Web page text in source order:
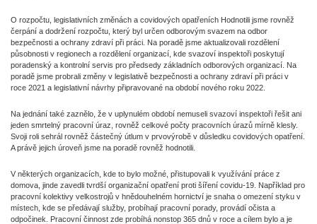
O rozpočtu, legislativních změnách a covidových opatřeních Hodnotili jsme rovněž
čerpání a dodržení rozpočtu, který byl určen odborovým svazem na odbor
bezpečnosti a ochrany zdraví při práci. Na poradě jsme aktualizovali rozdělení
působnosti v regionech a rozdělení organizací, kde svazoví inspektoři poskytují
poradenský a kontrolní servis pro předsedy základních odborových organizací. Na
poradě jsme probrali změny v legislativě bezpečnosti a ochrany zdraví při práci v
roce 2021 a legislativní návrhy připravované na období nového roku 2022.
Na jednání také zaznělo, že v uplynulém období nemuseli svazoví inspektoři řešit ani
jeden smrtelný pracovní úraz, rovněž celkové počty pracovních úrazů mírně klesly.
Svoji roli sehrál rovněž částečný útlum v prvovýrobě v důsledku covidových opatření.
A právě jejich úroveň jsme na poradě rovněž hodnotili.
V některých organizacích, kde to bylo možné, přistupovali k využívání práce z
domova, jinde zavedli tvrdší organizační opatření proti šíření covidu-19. Například pro
pracovní kolektivy velkostrojů v hnědouhelném hornictví je snaha o omezení styku v
místech, kde se předávají služby, probíhají pracovní porady, provádí očista a
odpočinek. Pracovní činnost zde probíhá nonstop 365 dnů v roce a cílem bylo a je